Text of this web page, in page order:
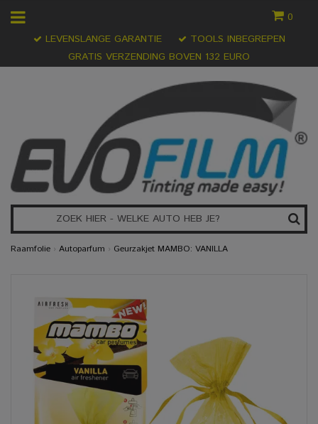
0
GRATIS VERZENDING BOVEN 132 EURO
LEVENSLANGE GARANTIE TOOLS INBEGREPEN
Raamfolie › Autoparfum › Geurzakjet MAMBO: VANILLA